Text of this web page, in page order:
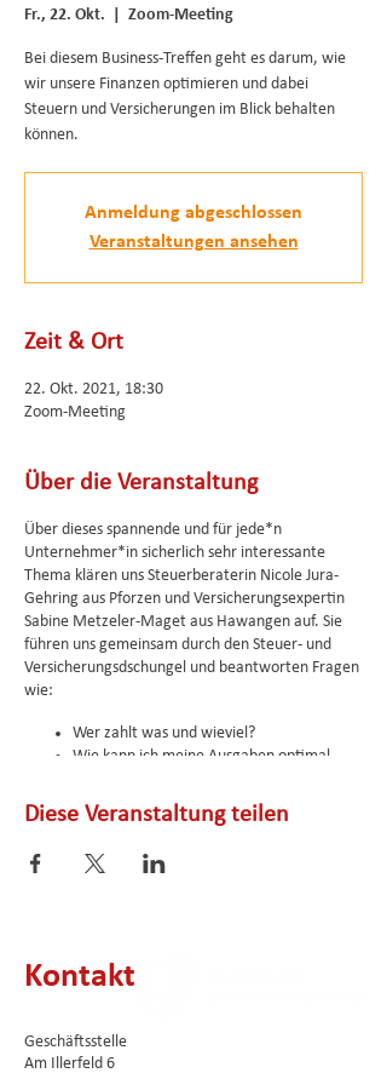
Fr., 22. Okt. Zoom-Meeting
Bei diesem Business-Treffen geht es darum, wie
wir unsere Finanzen optimieren und dabei
Steuern und Versicherungen im Blick behalten
können.
Anmeldung abgeschlossen
Veranstaltungen ansehen
Zeit & Ort
22. Okt. 2021, 18:30
Zoom-Meeting
Über die Veranstaltung
Über dieses spannende und für jede*n
Unternehmer*in sicherlich sehr interessante
Thema klären uns Steuerberaterin Nicole Jura-
Gehring aus Pforzen und Versicherungsexpertin
Sabine Metzeler-Maget aus Hawangen auf. Sie
führen uns gemeinsam durch den Steuer- und
Versicherungsdschungel und beantworten Fragen
wie:
Wer zahlt was und wieviel?
Wie kann ich meine Ausgaben optimal
Welche Versicherungen helfen mir dabei
und welche anderen Vorteile kann ich mir
Vorab gibt es für alle Teilnehmer wieder die
Gelegenheit, sich und ihr Business innerhalb von
den Vortrag gibt es viel Zeit zum Austauschen und
Netzwerken bei einem gemeinsamen
Diese Veranstaltung teilen
Kontakt
Geschäftsstelle
Am Illerfeld 6